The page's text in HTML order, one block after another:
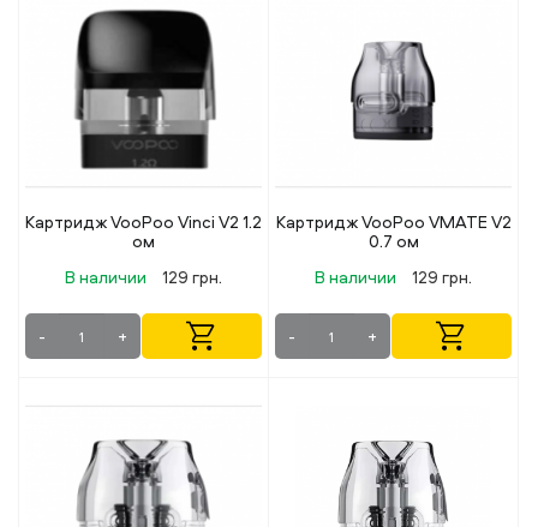
Картридж VooPoo Vinci V2 1.2
ом
В наличии
129 грн.
- +
Картридж VooPoo VMATE V2
0.7 ом
В наличии
129 грн.
- +